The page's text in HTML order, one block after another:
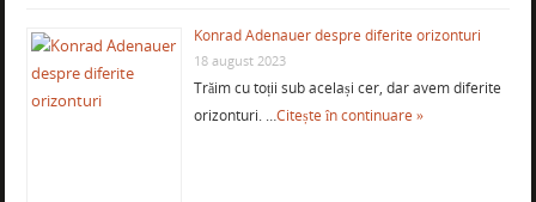
Konrad Adenauer despre diferite orizonturi
18 august 2023
Trăim cu toții sub același cer, dar avem diferite
orizonturi. …Citește în continuare »